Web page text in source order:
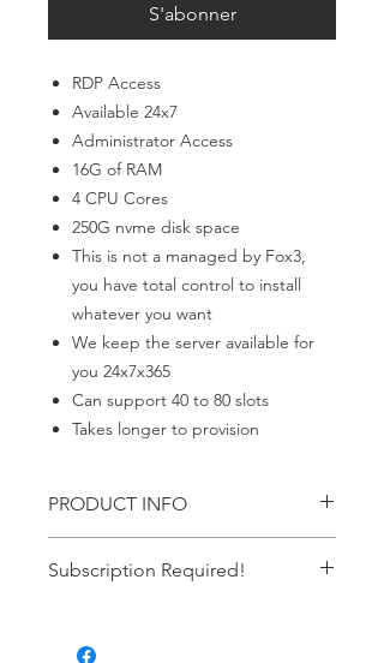
S'abonner
RDP Access
Available 24x7
Administrator Access
16G of RAM
4 CPU Cores
250G nvme disk space
This is not a managed by Fox3,
you have total control to install
whatever you want
We keep the server available for
you 24x7x365
Can support 40 to 80 slots
Takes longer to provision
PRODUCT INFO
Subscription Required!